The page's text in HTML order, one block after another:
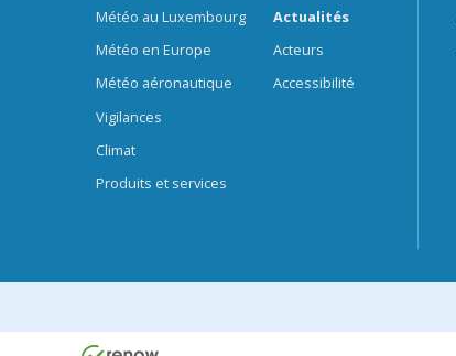
Météo au Luxembourg
Météo en Europe
Météo aéronautique
Vigilances
Climat
Produits et services
Actualités
Acteurs
Accessibilité